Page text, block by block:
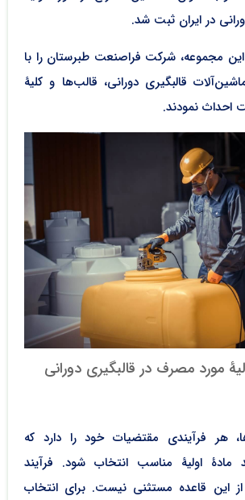
در ایران ثبت شد.
مدیران این مجموعه، شرکت فراصنعت طبرستان را با
قالبگیری دورانی، قالب‌ها و کلیۀ
احداث نمودند.
مورد مصرف در قالبگیری دورانی
هر فرآیندی مقتضیات خود را دارد که
مادۀ اولیۀ مناسب انتخاب شود. فرآیند
از این قاعده مستثنی نیست. برای انتخاب